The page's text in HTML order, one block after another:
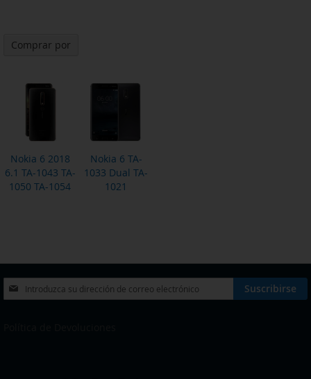
Nokia 6 2018
6.1 TA-1043 TA-
1050 TA-1054
Nokia 6 TA-
1033 Dual TA-
1021
Comprar por
Inscríbase
a
Suscribirse